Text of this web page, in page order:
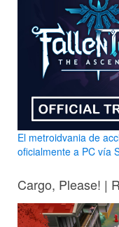
El metroidvania de
oficialmente a PC vía
Cargo, Please! |